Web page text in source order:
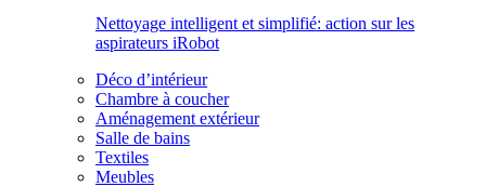
Nettoyage intelligent et simplifié: action sur les
aspirateurs iRobot
Déco d’intérieur
Chambre à coucher
Aménagement extérieur
Salle de bains
Textiles
Meubles